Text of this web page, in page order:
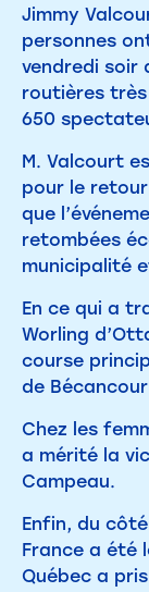
Jimmy
personnes
vendredi soir
routières
650
M. Valcourt
pour le
que
retombées
municipalité
En ce qui a
Worling
course
de
Chez les
a mérité la
Campeau.
Enfin, du
France a été
Québec a